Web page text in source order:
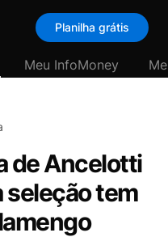
Planilha grátis
Meu InfoMoney
de Ancelotti
tem